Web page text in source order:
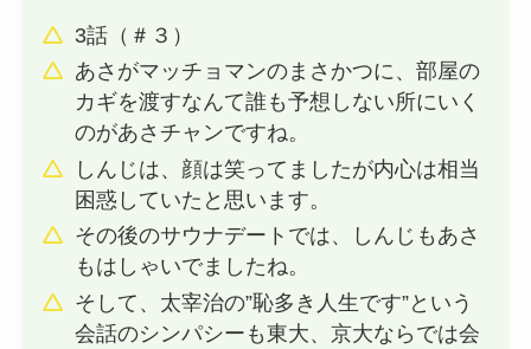
3話（＃３）
あさがマッチョマンのまさかつに、部屋の
カギを渡すなんて誰も予想しない所にいく
のがあさチャンですね。
しんじは、顔は笑ってましたが内心は相当
困惑していたと思います。
その後のサウナデートでは、しんじもあさ
もはしゃいでましたね。
そして、太宰治の”恥多き人生です”という
会話のシンパシーも東大、京大ならでは会